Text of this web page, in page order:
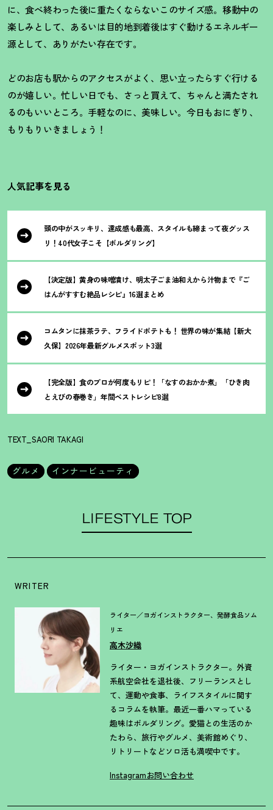
に、食べ終わった後に重たくならないこのサイズ感。移動中の
楽しみとして、あるいは目的地到着後はすぐ動けるエネルギー
源として、ありがたい存在です。
どのお店も駅からのアクセスがよく、思い立ったらすぐ行ける
のが嬉しい。忙しい日でも、さっと買えて、ちゃんと満たされ
るのもいいところ。手軽なのに、美味しい。今日もおにぎり、
もりもりいきましょう ！
人気記事を見る
頭の中がスッキリ、達成感も最高、スタイルも締まって夜グッス
リ ！ 40代女子こそ【ボルダリング】
【決定版】黄身の味噌漬け、明太子ごま油和えから汁物まで『ご
はんがすすむ絶品レシピ』16選まとめ
コムタンに抹茶ラテ、フライドポテトも ！ 世界の味が集結【新大
久保】2026年最新グルメスポット3選
【完全版】食のプロが何度もリピ！
「なすのおかか煮」「ひき肉
とえびの春巻き」年間ベストレシピ8選
TEXT_SAORI TAKAGI
グルメ インナービューティ
LIFESTYLE TOP
WRITER
ライター／ヨガインストラクター、発酵食品ソム
リエ
高木沙織
ライター・ヨガインストラクター。外資
系航空会社を退社後、フリーランスとし
て、運動や食事、ライフスタイルに関す
るコラムを執筆。最近一番ハマっている
趣味はボルダリング。愛猫との生活のか
たわら、旅行やグルメ、美術館めぐり、
リトリートなどソロ活も満喫中です。
Instagramお問い合わせ